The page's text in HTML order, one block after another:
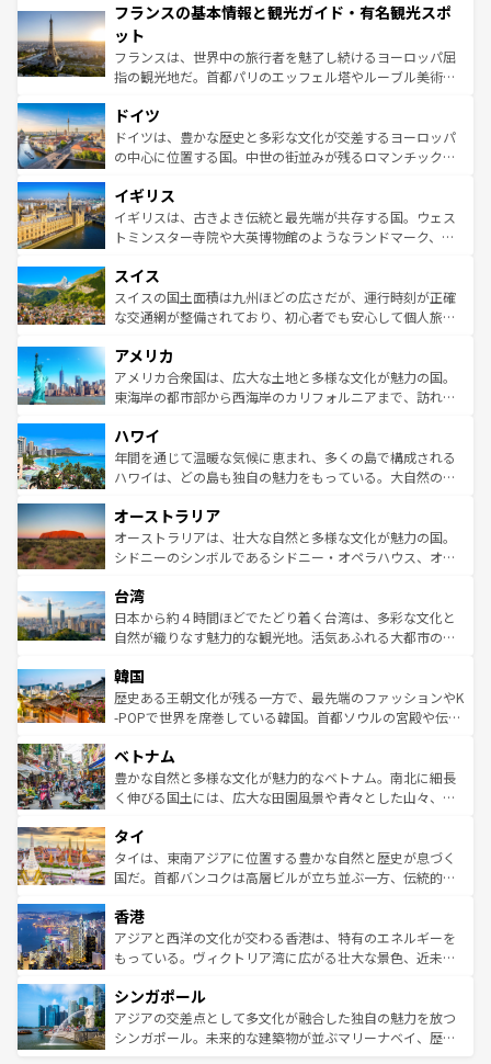
ませてくれるイタリアで、忘れられない旅をしてみよう！
なお、新着のイタリア情報は
しい。
文化が根付くこの国では、情熱的なフラメンコ、熱気あふ
れる闘牛、そして美味しいタパスが生活の一部となってい
る。首都マドリードの洗練された雰囲気や、バルセロナの
アートに溢れた街角から、地方では古代ローマ遺跡や中世
せる。地方によって風土や気候が異なるスペインはその個
性で訪れる人を魅了する。 なお、新着のスペイン情報は コ
ンテンツ一覧を参照してほしい。
フランスの基本情報と観光ガイド・有名観光スポ
ット
フランスは、世界中の旅行者を魅了し続けるヨーロッパ屈
指の観光地だ。首都パリのエッフェル塔やルーブル美術館
で、幅広い魅力が詰まっている。華麗な宮殿、歴史的な大
聖堂、美しいビーチ、そして豊かな自然が、訪れる者を心
から魅了する。また、フランスは美食の国としても知ら
いる。シャンパンの発祥地であるランス、プロヴァンスの
香り高いラベンダー畑など、多彩な楽しみ方が可能だ。さ
らに、パリ以外の地域にも魅力が溢れており、どの街角に
れる地方に足を運ぶとそれぞれで全く異なる文化を体験で
きるだろう。 なお、新着のフランス情報はコンテンツ一覧
を参照してほしい。
ドイツ
ドイツは、豊かな歴史と多彩な文化が交差するヨーロッパ
の中心に位置する国。中世の街並みが残るロマンチック街
顔を持つこの国は、どこを歩いても飽きることがない。ベ
ルリンの文化的活気、バイエルン州のアルプスの絶景、そ
してライン川沿いのワイン畑といった風景は必見。ビール
は、お酒好きな人にはぜひ体験してほしい。 なお、新着の
ドイツ情報はコンテンツ一覧を参照してほしい。
イギリス
イギリスは、古きよき伝統と最先端が共存する国。ウェス
トミンスター寺院や大英博物館のようなランドマーク、歴
リアごとに異なる魅力がある。また、優雅なアフタヌーン
ティー、ビール好きにはたまらない英国パブ、サッカー観
戦など、本場だからこそできる体験も豊富。イギリスを旅
ンツ一覧を参照してほしい。
スイス
スイスの国土面積は九州ほどの広さだが、運行時刻が正確
な交通網が整備されており、初心者でも安心して個人旅行
の建物がそのまま残る町や、スイスならではのユニークな
博物館もあり、アルプス観光だけでなく町歩きも満喫する
ことができる。国民の所得が高いため物価も高いが、旅行
ば市内交通費無料で観光を楽しむこともできる。 なお、新
着のスイス情報はコンテンツ一覧 を参照してほしい。
アメリカ
アメリカ合衆国は、広大な土地と多様な文化が魅力の国。
東海岸の都市部から西海岸のカリフォルニアまで、訪れる
のような巨大都市は、観光、ショッピング、エンターテイ
ンメントが詰まった刺激的なスポットだ。一方、アメリカ
西部には大自然が広がり、グランドキャニオンやイエロー
部のニューオーリンズでは、音楽と美食が融合した独特の
文化が魅力。旅行者はアメリカの各地域で異なる魅力を楽
しみながら、その多様性と豊かな歴史を感じることができ
ならではの贅沢な旅のスタイルだ。 なお、新着のアメリカ
情報はコンテンツ一覧を参照してほしい。
ハワイ
年間を通じて温暖な気候に恵まれ、多くの島で構成される
ハワイは、どの島も独自の魅力をもっている。大自然の神
ワイ島は見逃せない。また、定番の観光地といえばオアフ
島だが、静かな自然を求めるならマウイ島やカウアイ島が
おすすめ。エメラルドグリーンに輝く海をはじめ、豊かな
れるおもてなしの心で訪れる人々を迎えてくれるハワイの
人々、おいしいローカルフードやハワイアンミュージッ
ク、伝統的なフラダンスなど、すべてがハワイの魅力を彩
ワイを、存分に味わってほしい。 なお、新着のハワイ情報
はコンテンツ一覧を参照してほしい。
オーストラリア
オーストラリアは、壮大な自然と多様な文化が魅力の国。
シドニーのシンボルであるシドニー・オペラハウス、オー
リアリーフや大陸中央部にそびえるウルル（エアーズロッ
ク）、タスマニアの美しい原生林やケアンズの熱帯雨林な
ど、見どころがたくさん。また、カフェやワイン、オージ
いる。アクティビティも充実しており、サーフィンやダイ
ビング、ハイキングなど、アウトドア好きにはたまらな
い。オーストラリアの多彩な魅力を存分に味わいつくそ
参照してほしい。
台湾
日本から約４時間ほどでたどり着く台湾は、多彩な文化と
自然が織りなす魅力的な観光地。活気あふれる大都市の台
ン）、静ひつな山岳地帯である台湾東部など、都市の喧騒
と山間の静けさが共存しており、訪れる人に新しい発見と
驚きをもたらしてくれる。また、奥深い台湾の食文化も魅
容にもいいと評判のスイーツなど、バラエティ豊かな料理
が味わえる。 なお、新着の台湾情報は コンテンツ一覧を参
照してほしい。
韓国
歴史ある王朝文化が残る一方で、最先端のファッションやK
-POPで世界を席巻している韓国。首都ソウルの宮殿や伝統
き、地方に足を延ばせば四季折々の自然美を楽しむことが
できる。そして、キムチや焼肉、絶品のストリートフード
まで、さまざまな韓国料理が待っている。夜には、韓国な
リティに包まれながら、韓国の多彩な魅力を心ゆくまで味
わってみてほしい。 なお、新着の韓国情報はコンテンツ一
覧を参照してほしい。
ベトナム
豊かな自然と多様な文化が魅力的なベトナム。南北に細長
く伸びる国土には、広大な田園風景や青々とした山々、世
急速な発展と共に伝統が息づく。ハノイの古い町並みやホ
ーチミン市のフランス統治時代の建物も、独特の雰囲気を
醸し出している。また、バラエティの豊かさとおいしさで
とつ。フォーやバインミー、ベトナムコーヒーなどは、ぜ
ひ現地で味わいたい。どの地域を訪れてもあたたかい人々
が旅行者を迎えてくれるので、きっと忘れられない旅にな
参照してほしい。
タイ
タイは、東南アジアに位置する豊かな自然と歴史が息づく
国だ。首都バンコクは高層ビルが立ち並ぶ一方、伝統的な
の活気が交差している。北部ではチェンマイなどの山岳地
帯で自然と触れ合い、南部ではプーケットやクラビの美し
いビーチでリゾート気分を楽しむことができる。タイ料理
激する。気候は一年中温暖で、どの季節にも異なる楽しみ
が待っている。親しみやすいタイの人々、仏教を中心とし
た文化、そして多様な観光資源が、訪れる旅人を魅了し続
香港
アジアと西洋の文化が交わる香港は、特有のエネルギーを
もっている。ヴィクトリア湾に広がる壮大な景色、近未来
み、どこを訪れても感動するはず。観光スポットが密集し
ており、効率よく見どころを回れるのも魅力。息をのむよ
うな絶景から文化的な体験まで、香港を存分に楽しみ尽く
シンガポール
アジアの交差点として多文化が融合した独自の魅力を放つ
シンガポール。未来的な建築物が並ぶマリーナベイ、歴史